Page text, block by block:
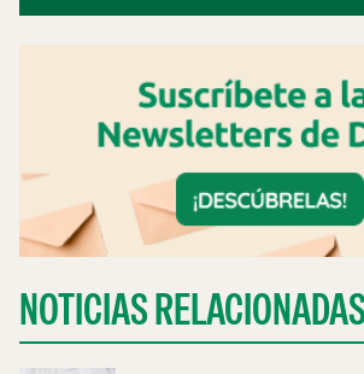
NOTICIAS RELACIONADAS